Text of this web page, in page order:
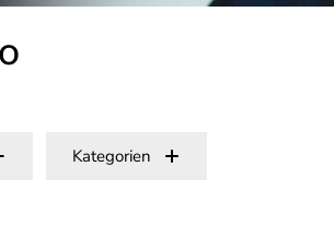
Kategorien